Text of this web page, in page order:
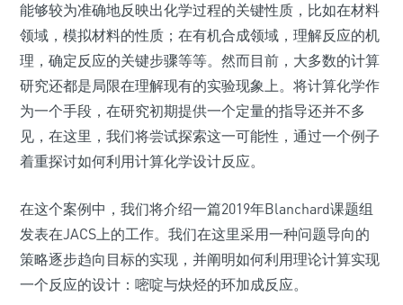
能够较为准确地反映出化学过程的关键性质，比如在材料
领域，模拟材料的性质；在有机合成领域，理解反应的机
理，确定反应的关键步骤等等。然而目前，大多数的计算
研究还都是局限在理解现有的实验现象上。将计算化学作
为一个手段，在研究初期提供一个定量的指导还并不多
见，在这里，我们将尝试探索这一可能性，通过一个例子
着重探讨如何利用计算化学设计反应。
在这个案例中，我们将介绍一篇2019年Blanchard课题组
发表在JACS上的工作。我们在这里采用一种问题导向的
策略逐步趋向目标的实现，并阐明如何利用理论计算实现
一个反应的设计：嘧啶与炔烃的环加成反应。